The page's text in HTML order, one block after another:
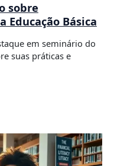
sobre
Básica
em seminário do
suas práticas e